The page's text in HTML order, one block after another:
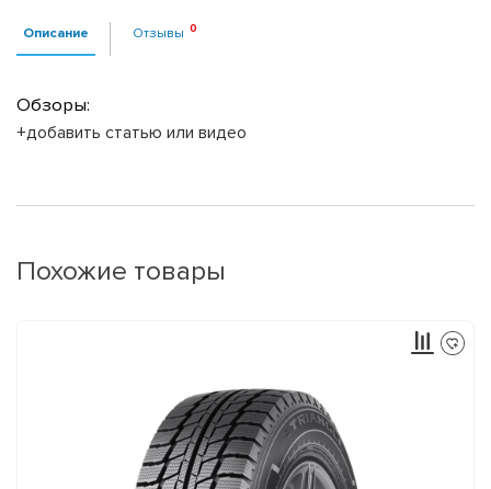
Описание Отзывы
Обзоры:
+добавить статью или видео
Похожие товары